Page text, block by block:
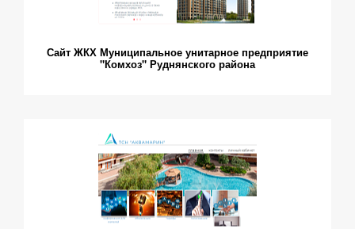
Сайт ЖКХ Муниципальное унитарное предприятие
"Комхоз" Руднянского района